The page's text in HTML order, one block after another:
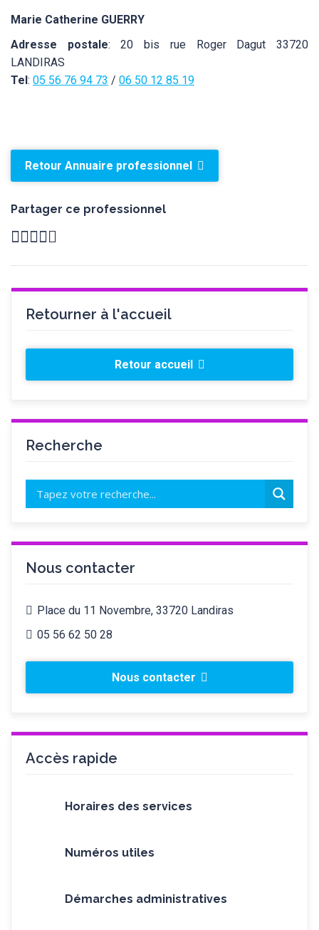
Marie Catherine GUERRY
Adresse postale: 20 bis rue Roger Dagut 33720
LANDIRAS
Tel: 05 56 76 94 73 / 06 50 12 85 19
Retour Annuaire professionnel
Partager ce professionnel
Retourner à l'accueil
Retour accueil
Recherche
Nous contacter
Place du 11 Novembre, 33720 Landiras
05 56 62 50 28
Nous contacter
Accès rapide
Horaires des services
Numéros utiles
Démarches administratives